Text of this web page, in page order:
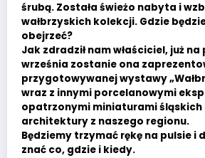
śrubą. Została świeżo nabyta i
wałbrzyskich kolekcji. Gdzie
obejrzeć?
Jak zdradził nam właściciel, już
września zostanie ona
przygotowywanej wystawy
wraz z innymi porcelanowymi
opatrzonymi miniaturami
architektury z naszego regionu.
Będziemy trzymać rękę na pulsie i
znać co, gdzie i kiedy.